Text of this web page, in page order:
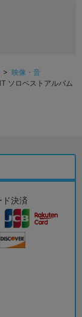
> 映像・音
ソロベストアルバム
ド決済